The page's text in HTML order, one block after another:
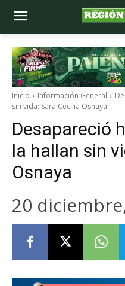
Inicio Información General
sin vida: Sara Cecilia Osnaya
Desapareció
la hallan sin
Osnaya
20